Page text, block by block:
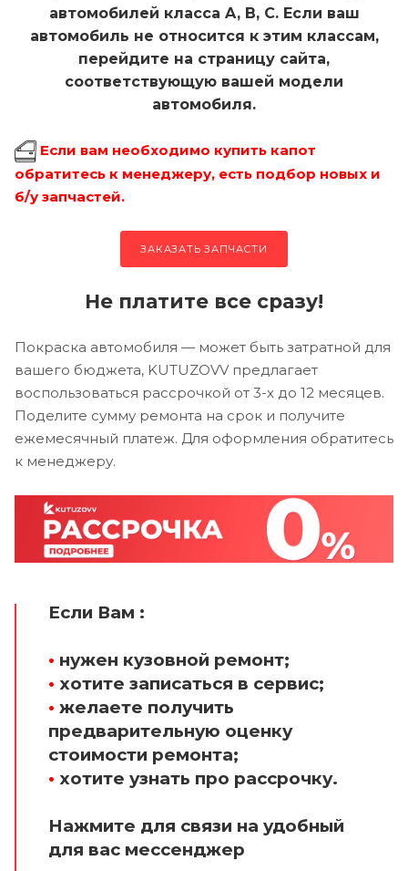
автомобилей класса A, B, C. Если ваш
автомобиль не относится к этим классам,
перейдите на страницу сайта,
соответствующую вашей модели
автомобиля.
Если вам необходимо купить капот
обратитесь к менеджеру, есть подбор новых и
б/у запчастей.
ЗАКАЗАТЬ ЗАПЧАСТИ
Не платите все сразу!
Покраска автомобиля — может быть затратной для
вашего бюджета, KUTUZOVV предлагает
воспользоваться рассрочкой от 3-х до 12 месяцев.
Поделите сумму ремонта на срок и получите
ежемесячный платеж. Для оформления обратитесь
к менеджеру.
Если Вам :
• нужен кузовной ремонт;
• хотите записаться в сервис;
• желаете получить
предварительную оценку
стоимости ремонта;
• хотите узнать про рассрочку.
Нажмите для связи на удобный
для вас мессенджер